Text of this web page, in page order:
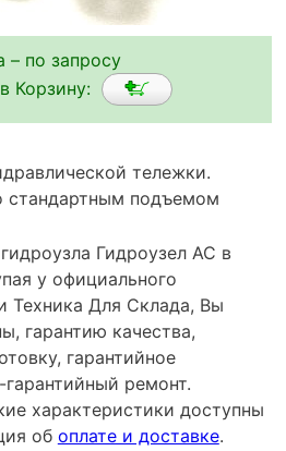
– по запросу
Корзину:
тележки.
стандартным подъемом
Гидроузел AC в
у официального
Техника Для Склада, Вы
гарантию качества,
гарантийное
ремонт.
характеристики доступны
об оплате и доставке.